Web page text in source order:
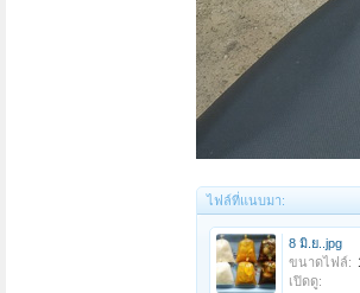
ไฟล์ที่แนบมา:
8 มิ.ย..jpg
ขนาดไฟล์:
เปิดดู: